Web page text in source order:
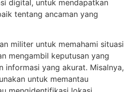
digital, untuk mendapatkan
tentang ancaman yang
militer untuk memahami situasi
mengambil keputusan yang
informasi yang akurat. Misalnya,
untuk memantau